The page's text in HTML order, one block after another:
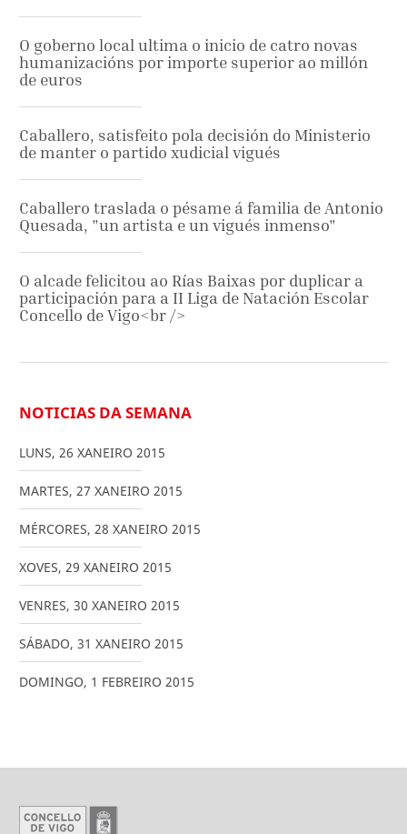
O goberno local ultima o inicio de catro novas
humanizacións por importe superior ao millón
de euros
Caballero, satisfeito pola decisión do Ministerio
de manter o partido xudicial vigués
Caballero traslada o pésame á familia de Antonio
Quesada, "un artista e un vigués inmenso"
O alcade felicitou ao Rías Baixas por duplicar a
participación para a II Liga de Natación Escolar
Concello de Vigo<br />
NOTICIAS DA SEMANA
LUNS, 26 XANEIRO 2015
MARTES, 27 XANEIRO 2015
MÉRCORES, 28 XANEIRO 2015
XOVES, 29 XANEIRO 2015
VENRES, 30 XANEIRO 2015
SÁBADO, 31 XANEIRO 2015
DOMINGO, 1 FEBREIRO 2015